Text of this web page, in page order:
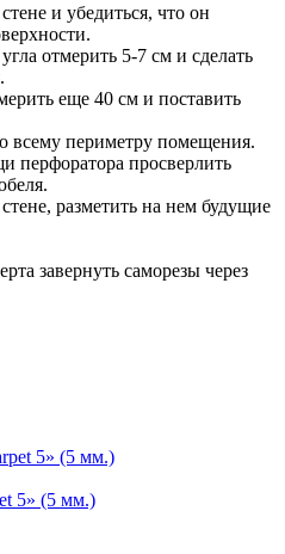
и убедиться, что он
отмерить 5-7 см и сделать
еще 40 см и поставить
всему периметру помещения.
перфоратора просверлить
разметить на нем будущие
завернуть саморезы через
5» (5 мм.)